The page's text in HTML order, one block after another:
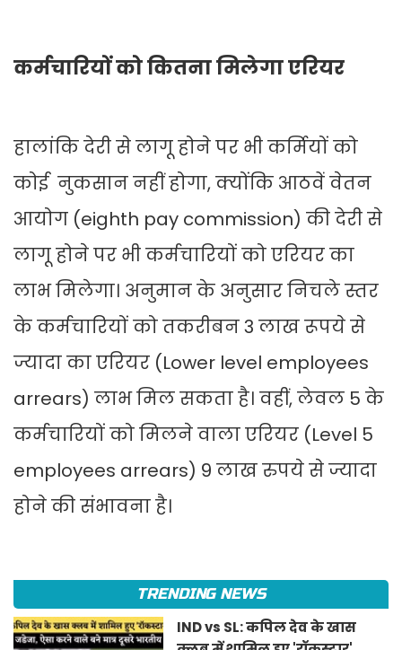
कर्मचारियों को कितना मिलेगा एरियर
हालांकि देरी से लागू होने पर भी कर्मियों को
कोई नुकसान नहीं होगा, क्योंकि आठवें वेतन
आयोग (eighth pay commission) की देरी से
लागू होने पर भी कर्मचारियों को एरियर का
लाभ मिलेगा। अनुमान के अनुसार निचले स्तर
के कर्मचारियों को तकरीबन 3 लाख रूपये से
ज्यादा का एरियर (Lower level employees
arrears) लाभ मिल सकता है। वहीं, लेवल 5 के
कर्मचारियों को मिलने वाला एरियर (Level 5
employees arrears) 9 लाख रुपये से ज्यादा
होने की संभावना है।
TRENDING NEWS
IND vs SL: कपिल देव के खास